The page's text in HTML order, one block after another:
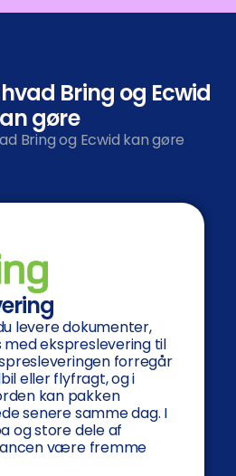
Bring og Ecwid
gøre
Bring og Ecwid kan gøre
levere dokumenter,
med ekspreslevering til
forregår
eller flyfragt, og i
kan pakken
senere samme dag. I
og store dele af
være fremme